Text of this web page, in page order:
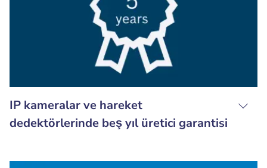
IP kameralar ve hareket
dedektörlerinde beş yıl üretici garantisi